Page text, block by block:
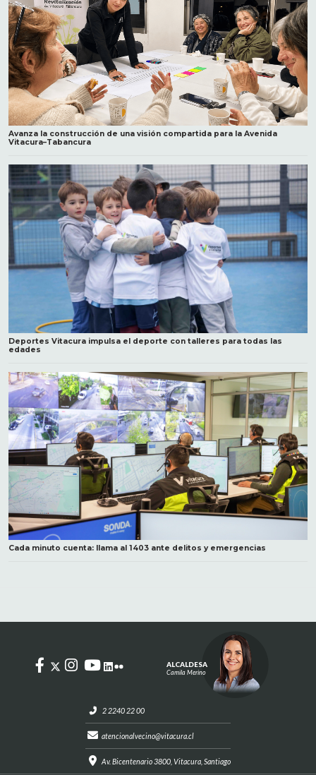
Avanza la construcción de una visión compartida para la Avenida
Vitacura–Tabancura
Deportes Vitacura impulsa el deporte con talleres para todas las
edades
Cada minuto cuenta: llama al 1403 ante delitos y emergencias
2 2240 22 00
atencionalvecino@vitacura.cl
Av. Bicentenario 3800, Vitacura, Santiago
ALCALDESA
Camila Merino